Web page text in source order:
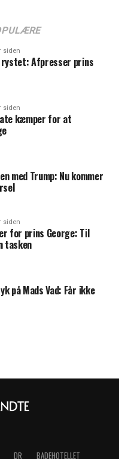
siden
Afpresser prins
siden
kæmper for at
med Trump: Nu kommer
siden
for prins George: Til
tasken
på Mads Vad: Får ikke
DR BADEHOTELLET